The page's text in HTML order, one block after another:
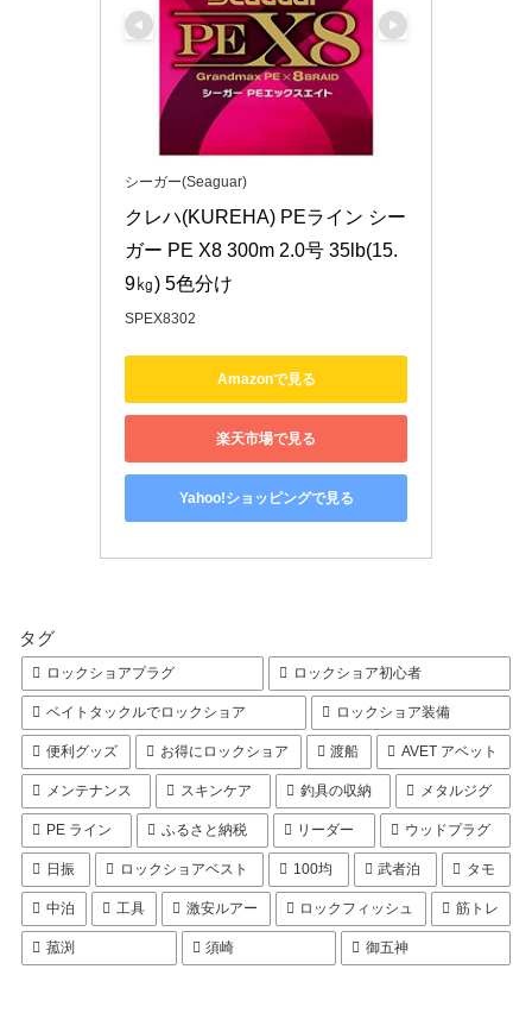
シーガー(Seaguar)
クレハ(KUREHA) PEライン シー
ガー PE X8 300m 2.0号 35lb(15.
9㎏) 5色分け
SPEX8302
Amazonで見る
楽天市場で見る
Yahoo!ショッピングで見る
タグ
ロックショアプラグ ロックショア初心者
ベイトタックルでロックショア ロックショア装備
便利グッズ お得にロックショア 渡船 AVET アベット
メンテナンス スキンケア 釣具の収納 メタルジグ
PE ライン ふるさと納税 リーダー ウッドプラグ
日振 ロックショアベスト 100均 武者泊 タモ
中泊 工具 激安ルアー ロックフィッシュ 筋トレ
菰渕 須崎 御五神